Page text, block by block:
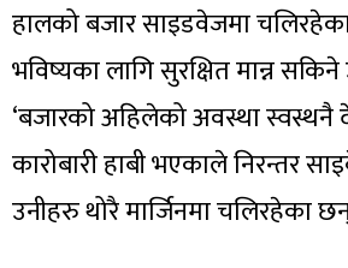
हालको बजार साइडवेजमा
भविष्यका लागि सुरक्षित मान्न
‘बजारको अहिलेको अवस्था स्वस्थनै
कारोबारी हाबी भएकाले निरन्तर
उनीहरु थोरै मार्जिनमा चलिरहेका